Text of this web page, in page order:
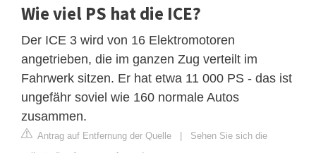
Wie viel PS hat die ICE?
Der ICE 3 wird von 16 Elektromotoren
angetrieben, die im ganzen Zug verteilt im
Fahrwerk sitzen. Er hat etwa 11 000 PS - das ist
ungefähr soviel wie 160 normale Autos
zusammen.
Antrag auf Entfernung der Quelle | Sehen Sie sich die